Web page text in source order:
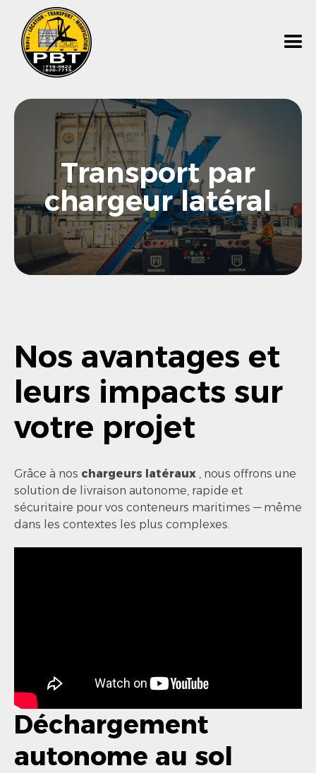
Transport par
chargeur latéral
Nos avantages et
leurs impacts sur
votre projet
Grâce à nos chargeurs latéraux , nous offrons une
solution de livraison autonome, rapide et
sécuritaire pour vos conteneurs maritimes — même
dans les contextes les plus complexes.
Déchargement
autonome au sol